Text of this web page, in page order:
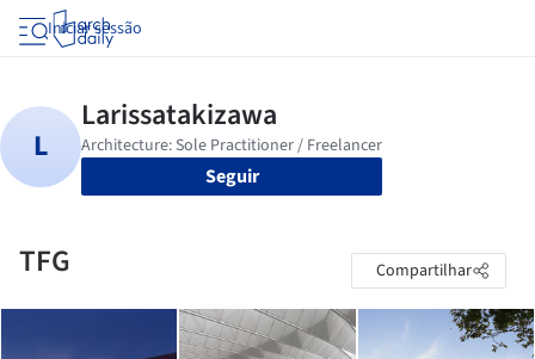
Iniciar sessão
Seguir
TFG Compartilhar